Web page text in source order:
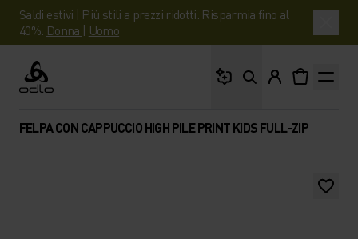
Saldi estivi | Più stili a prezzi ridotti. Risparmia fino al
40%. Donna | Uomo
Odlo
FELPA CON CAPPUCCIO HIGH PILE PRINT KIDS FULL-ZIP